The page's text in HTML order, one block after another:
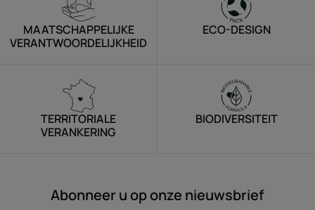
MAATSCHAPPELIJKE
VERANTWOORDELIJKHEID
ECO-DESIGN
TERRITORIALE
VERANKERING
BIODIVERSITEIT
Abonneer u op onze nieuwsbrief